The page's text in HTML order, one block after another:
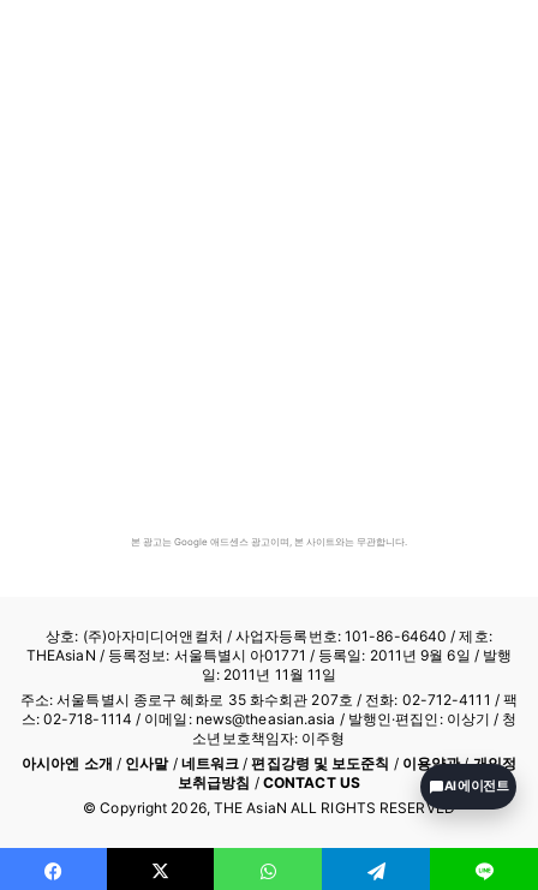
본 광고는 Google 애드센스 광고이며, 본 사이트와는 무관합니다.
상호: (주)아자미디어앤컬처 /사업자등록번호: 101-86-64640 / 제호:
THEAsiaN / 등록정보: 서울특별시 아01771 / 등록일: 2011년 9월 6일 / 발행
일: 2011년 11월 11일
주소: 서울특별시 종로구 혜화로 35 화수회관 207호 / 전화: 02-712-4111 / 팩
스: 02-718-1114 / 이메일: news@theasian.asia / 발행인·편집인: 이상기 / 청
소년보호책임자: 이주형
아시아엔 소개 / 인사말/ 네트워크 /편집강령 및 보도준칙 / 이용약관/개인정
보취급방침 / CONTACT US
© Copyright 2026, THE AsiaN ALL RIGHTS RESERVED
AI 에이전트